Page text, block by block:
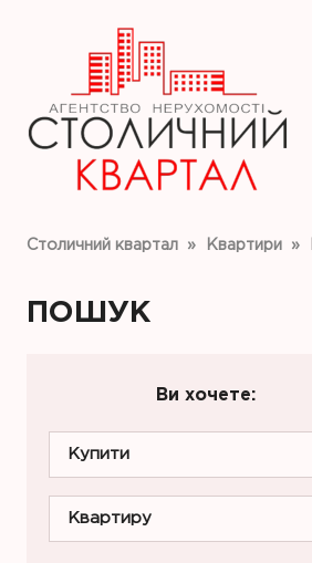
Столичний квартал » Квартири »
ПОШУК
Ви хочете:
Купити
Квартиру